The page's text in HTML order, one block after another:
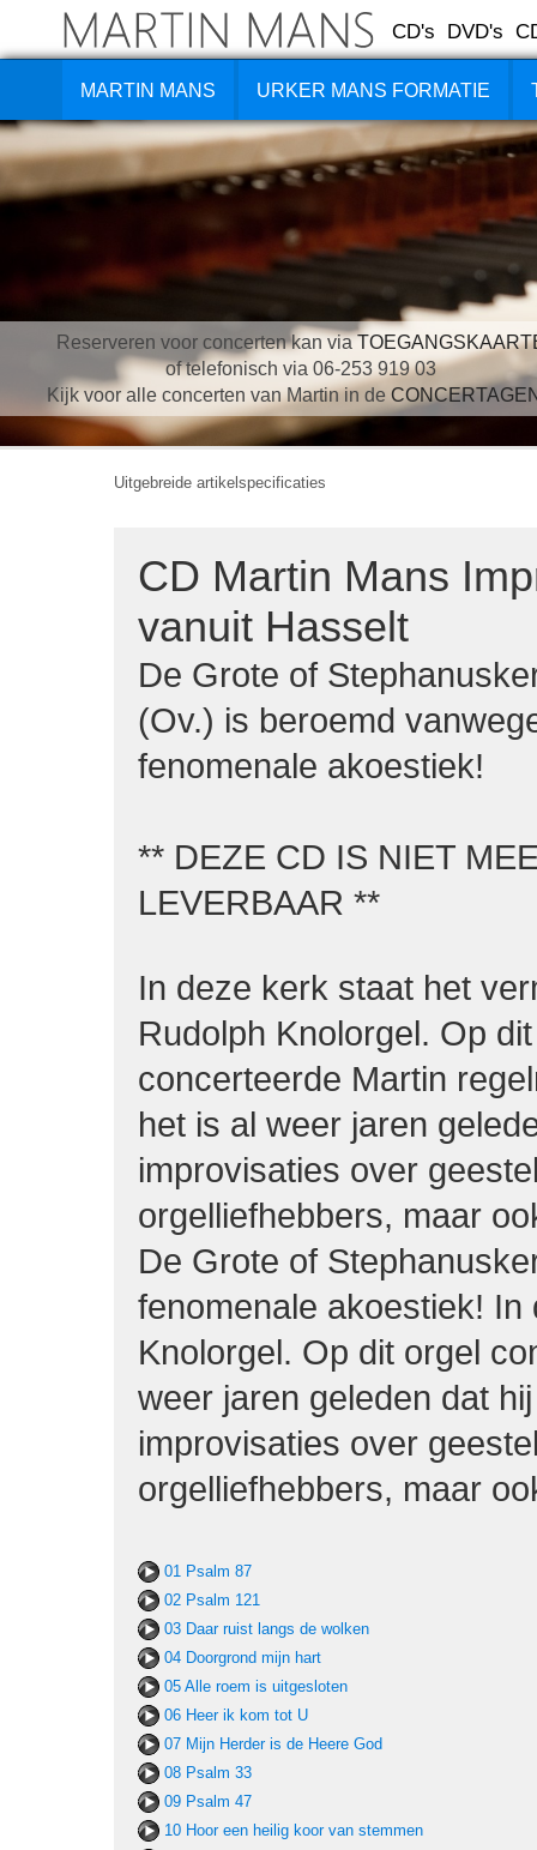
CD's DVD's
MARTIN MANS URKER MANS FORMATIE
Reserveren voor concerten kan via
of telefonisch via 06-253 919 03
Kijk voor alle concerten van Martin in de
Uitgebreide artikelspecificaties
CD Martin Mans
vanuit Hasselt
De Grote of
(Ov.) is beroemd
fenomenale akoestiek!
** DEZE CD IS NIET
LEVERBAAR **
In deze kerk staat het
Rudolph Knolorgel. Op
concerteerde Martin
het is al weer jaren
improvisaties over
orgelliefhebbers, maar
De Grote of
fenomenale akoestiek!
Knolorgel. Op dit orgel
weer jaren geleden dat
improvisaties over
orgelliefhebbers, maar
01 Psalm 87
02 Psalm 121
03 Daar ruist langs de wolken
04 Doorgrond mijn hart
05 Alle roem is uitgesloten
06 Heer ik kom tot U
07 Mijn Herder is de Heere God
08 Psalm 33
09 Psalm 47
10 Hoor een heilig koor van stemmen